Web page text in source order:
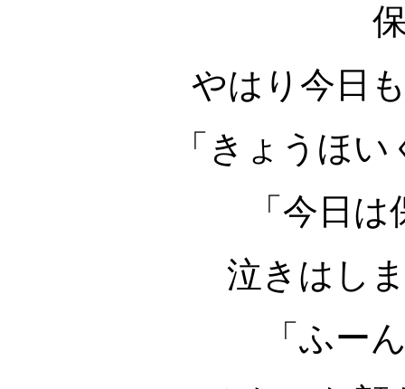
やはり今日
「きょうほ
「今日
泣きはし
「ふー